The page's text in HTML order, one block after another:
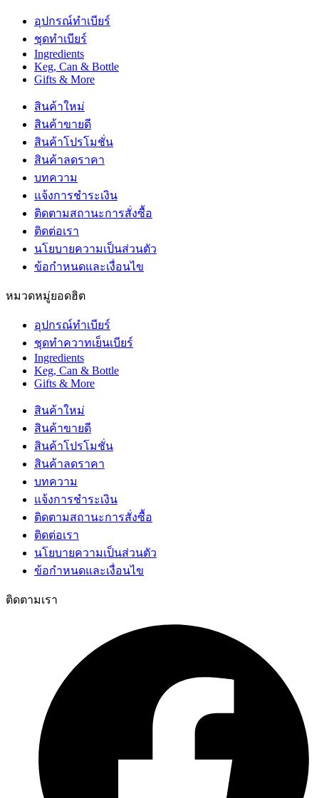
อุปกรณ์ทำเบียร์
ชุดทำเบียร์
Ingredients
Keg, Can & Bottle
Gifts & More
สินค้าใหม่
สินค้าขายดี
สินค้าโปรโมชั่น
สินค้าลดราคา
บทความ
แจ้งการชำระเงิน
ติดตามสถานะการสั่งซื้อ
ติดต่อเรา
นโยบายความเป็นส่วนตัว
ข้อกำหนดและเงื่อนไข
หมวดหมู่ยอดฮิต
อุปกรณ์ทำเบียร์
ชุดทำควาทเย็นเบียร์
Ingredients
Keg, Can & Bottle
Gifts & More
สินค้าใหม่
สินค้าขายดี
สินค้าโปรโมชั่น
สินค้าลดราคา
บทความ
แจ้งการชำระเงิน
ติดตามสถานะการสั่งซื้อ
ติดต่อเรา
นโยบายความเป็นส่วนตัว
ข้อกำหนดและเงื่อนไข
ติดตามเรา